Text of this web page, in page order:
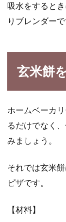
吸水をすると
りブレンダー
玄米餅
ホームベーカ
るだけでなく
みましょう。
それでは玄米
ピザです。
【材料】